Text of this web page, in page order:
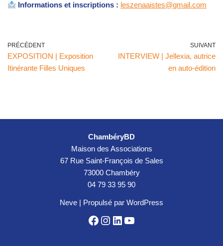
Informations et inscriptions : leszenaaistes@gmail.com
PRÉCÉDENT
EXPOSITION | Exposition
Itinérante Filles Uniques
SUIVANT
INTERVIEW | Jellexia, autrice
en auto-édition
ChambéryBD
Maison des Associations
67 Rue Saint-François de Sales
73000 Chambéry
04 79 33 95 90
Neve | Propulsé par WordPress